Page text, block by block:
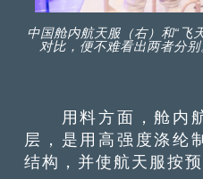
中国舱内航天服（右）和“飞
对比，便不难看出两者分别
用料方面，舱内航
层，是用高强度涤纶
结构，并使航天服按预